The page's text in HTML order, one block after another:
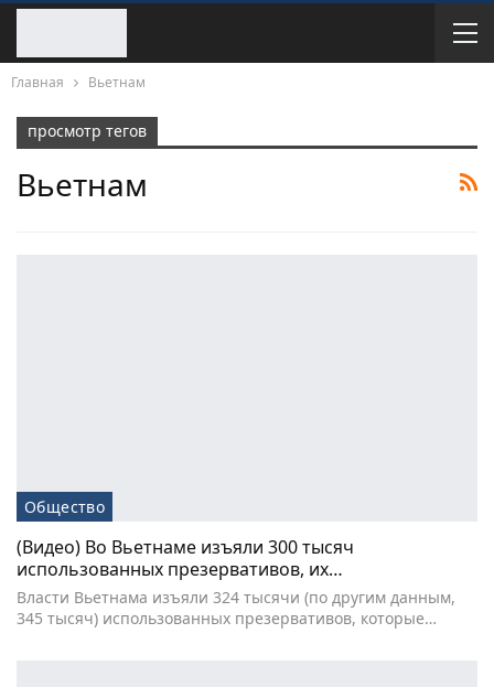
Главная Вьетнам
просмотр тегов
Вьетнам
Общество
(Видео) Во Вьетнаме изъяли 300 тысяч
использованных презервативов, их…
Власти Вьетнама изъяли 324 тысячи (по другим данным,
345 тысяч) использованных презервативов, которые…